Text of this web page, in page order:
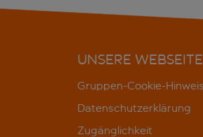
UNSERE WEBSEITE
Gruppen-Cookie-
Datenschutzerklärung
Zugänglichkeit